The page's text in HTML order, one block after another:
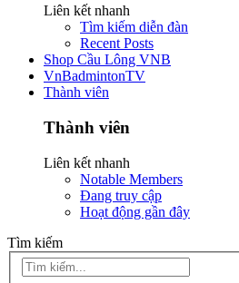
Liên kết nhanh
Tìm kiếm diễn đàn
Recent Posts
Shop Cầu Lông VNB
VnBadmintonTV
Thành viên
Thành viên
Liên kết nhanh
Notable Members
Đang truy cập
Hoạt động gần đây
Tìm kiếm